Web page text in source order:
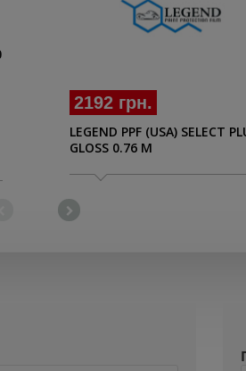
2192 грн.
LEGEND PPF (USA) SELECT
GLOSS 0.76 M